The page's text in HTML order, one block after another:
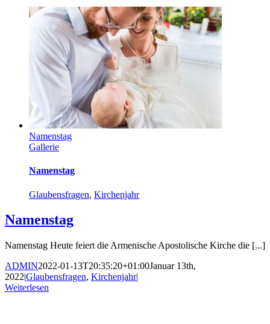
Namenstag
Gallerie
Namenstag
Glaubensfragen, Kirchenjahr
Namenstag
Namenstag Heute feiert die Armenische Apostolische Kirche die [...]
ADMIN2022-01-13T20:35:20+01:00Januar 13th,
2022|Glaubensfragen, Kirchenjahr|
Weiterlesen